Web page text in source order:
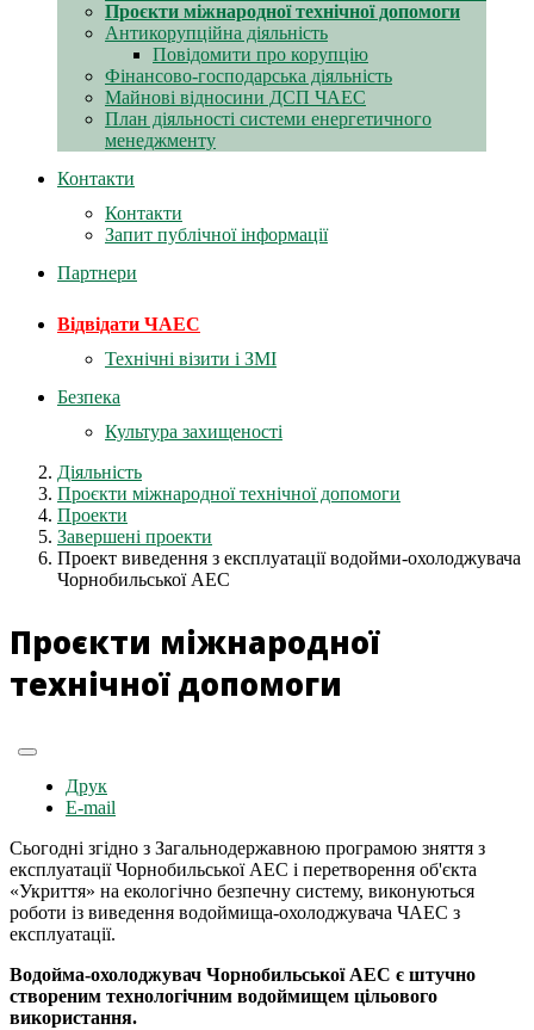
Проєкти міжнародної технічної допомоги
Антикорупційна діяльність
Повідомити про корупцію
Фінансово-господарська діяльність
Майнові відносини ДСП ЧАЕС
План діяльності системи енергетичного
менеджменту
Контакти
Контакти
Запит публічної інформації
Партнери
Відвідати ЧАЕС
Технічні візити і ЗМІ
Безпека
Культура захищеності
Діяльність
Проєкти міжнародної технічної допомоги
Проекти
Завершені проекти
Проект виведення з експлуатації водойми-охолоджувача
Чорнобильської АЕС
Проєкти міжнародної
технічної допомоги
Друк
E-mail
Сьогодні згідно з Загальнодержавною програмою зняття з
експлуатації Чорнобильської АЕС і перетворення об'єкта
«Укриття» на екологічно безпечну систему, виконуються
роботи із виведення водоймища-охолоджувача ЧАЕС з
експлуатації.
Водойма-охолоджувач Чорнобильської АЕС є штучно
створеним технологічним водоймищем цільового
використання.